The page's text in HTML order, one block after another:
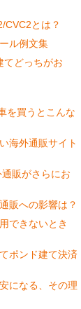
CVC2とは？
ル例文集
てどっちがお
を買うとこんな
海外通販サイト
販がさらにお
販への影響は？
できないとき
ポンド建て決済
になる、その理